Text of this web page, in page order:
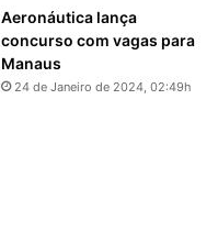
Aeronáutica lança
concurso com vagas para
Manaus
24 de Janeiro de 2024, 02:49h